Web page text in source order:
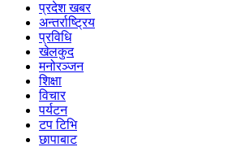
प्रदेश खबर
अन्तर्राष्ट्रिय
प्रविधि
खेलकुद
मनोरञ्जन
शिक्षा
विचार
पर्यटन
टप टिभि
छापाबाट